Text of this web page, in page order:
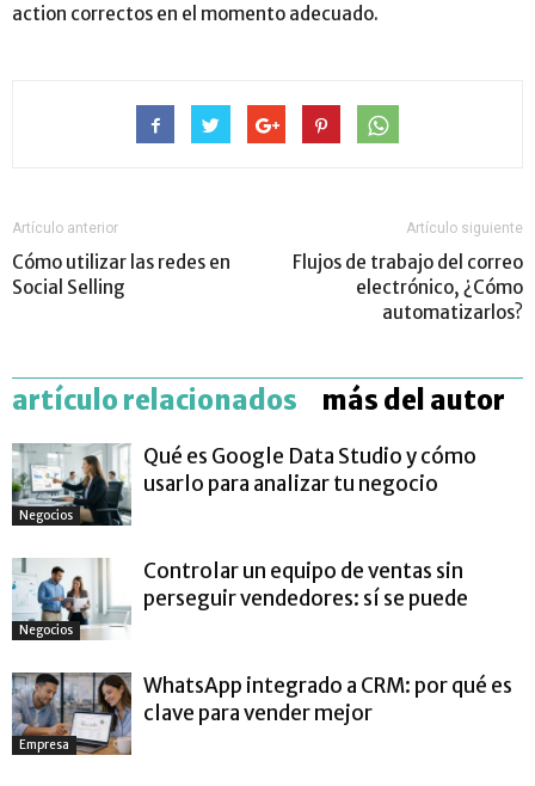
action correctos en el momento adecuado.
Artículo anterior
Cómo utilizar las redes en
Social Selling
Artículo siguiente
Flujos de trabajo del correo
electrónico, ¿Cómo
automatizarlos?
artículo relacionados más del autor
Negocios
Qué es Google Data Studio y cómo
usarlo para analizar tu negocio
Negocios
Controlar un equipo de ventas sin
perseguir vendedores: sí se puede
Empresa
WhatsApp integrado a CRM: por qué es
clave para vender mejor